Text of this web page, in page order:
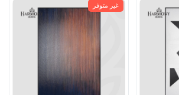
غير متوفر